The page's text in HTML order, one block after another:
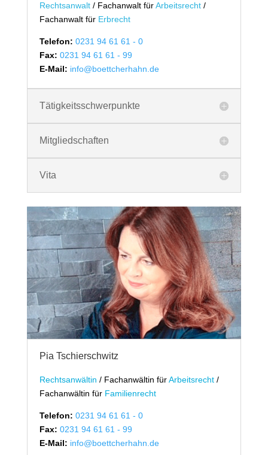
Rechtsanwalt/ Fachanwalt fürArbeitsrecht/
Fachanwalt fürErbrecht
Telefon: 0231 94 61 61 - 0
Fax: 0231 94 61 61 - 99
E-Mail: info@boettcherhahn.de
Tätigkeitsschwerpunkte
Mitgliedschaften
Vita
Pia Tschierschwitz
Rechtsanwältin / Fachanwältin fürArbeitsrecht /
Fachanwältin für Familienrecht
Telefon: 0231 94 61 61 - 0
Fax: 0231 94 61 61 - 99
E-Mail: info@boettcherhahn.de